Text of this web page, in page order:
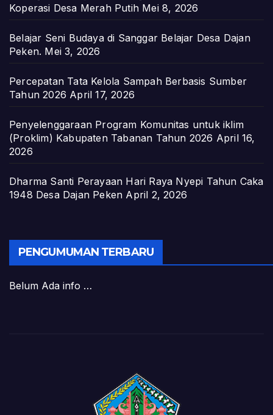
Koperasi Desa Merah Putih Mei 8, 2026
Belajar Seni Budaya di Sanggar Belajar Desa Dajan
Peken. Mei 3, 2026
Percepatan Tata Kelola Sampah Berbasis Sumber
Tahun 2026 April 17, 2026
Penyelenggaraan Program Komunitas untuk iklim
(Proklim) Kabupaten Tabanan Tahun 2026 April 16,
2026
Dharma Santi Perayaan Hari Raya Nyepi Tahun Caka
1948 Desa Dajan Peken April 2, 2026
PENGUMUMAN TERBARU
Belum Ada info …